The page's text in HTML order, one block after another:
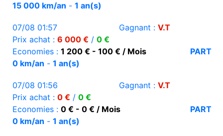
15 000 km/an - 1 an(s)
07/08 01:57 Gagnant : V.T
Prix achat : 6 000 € / 0 €
Economies : 1 200 € - 100 € / Mois
PART
0 km/an - 1 an(s)
07/08 01:56 Gagnant : V.T
Prix achat : 0 € / 0 €
Economies : 0 € - 0 € / Mois
PART
0 km/an - 1 an(s)